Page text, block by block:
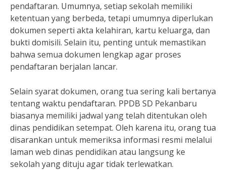
pendaftaran. Umumnya, setiap sekolah memiliki
ketentuan yang berbeda, tetapi umumnya diperlukan
dokumen seperti akta kelahiran, kartu keluarga, dan
bukti domisili. Selain itu, penting untuk memastikan
bahwa semua dokumen lengkap agar proses
pendaftaran berjalan lancar.
Selain syarat dokumen, orang tua sering kali bertanya
tentang waktu pendaftaran. PPDB SD Pekanbaru
biasanya memiliki jadwal yang telah ditentukan oleh
dinas pendidikan setempat. Oleh karena itu, orang tua
disarankan untuk memeriksa informasi resmi melalui
laman web dinas pendidikan atau langsung ke
sekolah yang dituju agar tidak terlewatkan.